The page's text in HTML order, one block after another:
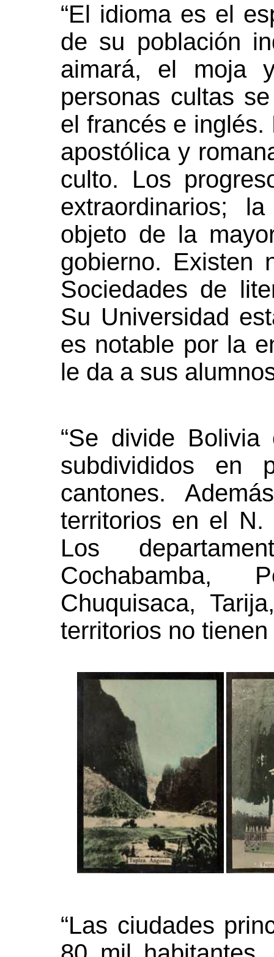
“El idioma es el
de su población
aimará, el moja
personas cultas
el francés e
apostólica y
culto. Los
extraordinarios;
objeto de la
gobierno. Existen
Sociedades de
Su Universidad
es notable por la
le da a sus
“Se divide Bolivia
subdivididos en
cantones.
territorios en el
Los
Cochabamba,
Chuquisaca,
territorios no
“Las ciudades